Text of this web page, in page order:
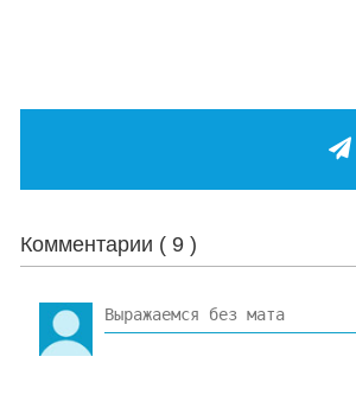
Комментарии ( 9 )